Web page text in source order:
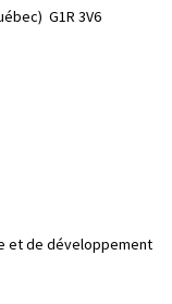
G1R 3V6
et de développement